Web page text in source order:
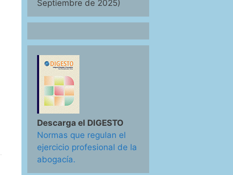
Septiembre de 2025)
Descarga el DIGESTO
Normas que regulan el
ejercicio profesional de la
abogacía.